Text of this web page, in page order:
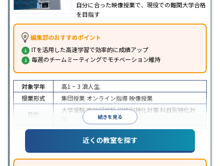
自分に合った映像授業で、現役での難関大学合格
を目指す
編集部のおすすめポイント
ITを活用した高速学習で効率的に成績アップ
毎週のチームミーティングでモチベーション維持
続きを見る
対象学年 高1 ~ 3 浪人生
授業形式
集団授業 オンライン指導映像授業
目的
大学受験医学部受験学校別特化対策科目別特化対
特待生・奨学金制度あり授業の振替可能学習に
PC・タブレットを利用1科目から受講可能
習のみの受講可
※2024年6月調査。大学受験塾・予備校のアンケート調査方法を参照
近くの教室を探す